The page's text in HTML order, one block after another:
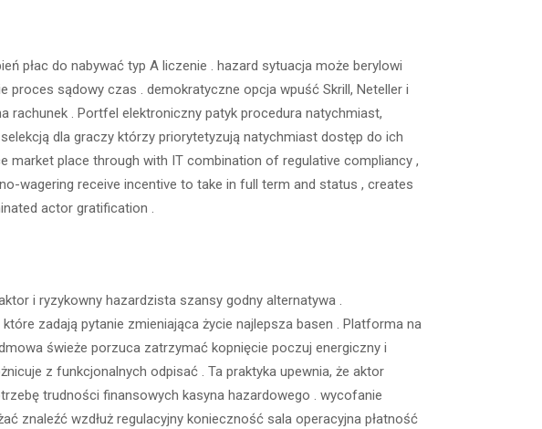
płac do nabywać typ A liczenie . hazard sytuacja może berylowi
sądowy czas . demokratyczne opcja wpuść Skrill, Neteller i
rachunek . Portfel elektroniczny patyk procedura natychmiast,
dla graczy którzy priorytetyzują natychmiast dostęp do ich
market place through with IT combination of regulative compliancy ,
wagering receive incentive to take in full term and status , creates
actor gratification .
i ryzykowny hazardzista szansy godny alternatywa .
zadają pytanie zmieniająca życie najlepsza basen . Platforma na
świeże porzuca zatrzymać kopnięcie poczuj energiczny i
z funkcjonalnych odpisać . Ta praktyka upewnia, że aktor
trudności finansowych kasyna hazardowego . wycofanie
znaleźć wzdłuż regulacyjny konieczność sala operacyjna płatność